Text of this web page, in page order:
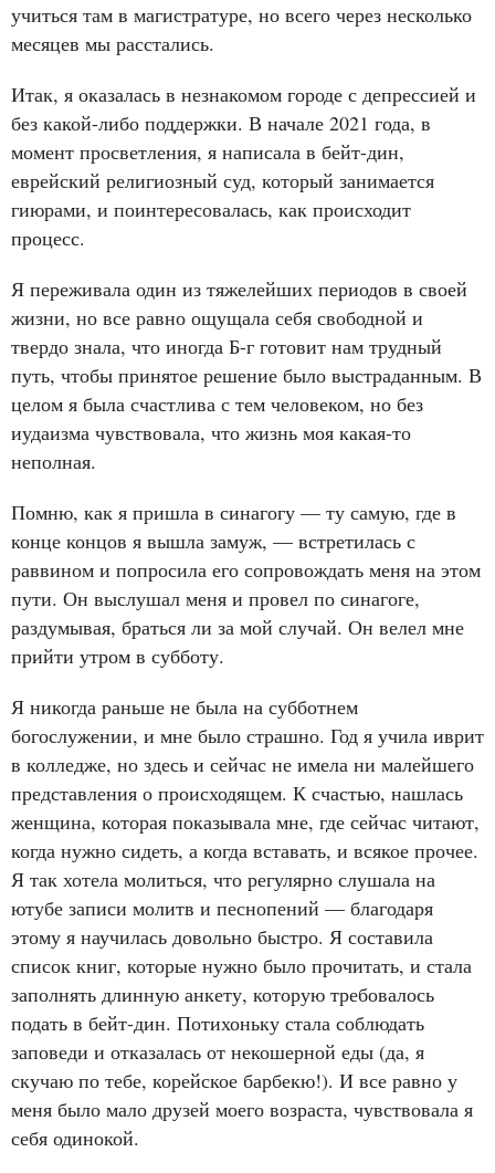
учиться там в магистратуре, но всего через несколько
месяцев мы расстались.
Итак, я оказалась в незнакомом городе с депрессией и
без какой-либо поддержки. В начале 2021 года, в
момент просветления, я написала в бейт-дин,
еврейский религиозный суд, который занимается
гиюрами, и поинтересовалась, как происходит
процесс.
Я переживала один из тяжелейших периодов в своей
жизни, но все равно ощущала себя свободной и
твердо знала, что иногда Б-г готовит нам трудный
путь, чтобы принятое решение было выстраданным. В
целом я была счастлива с тем человеком, но без
иудаизма чувствовала, что жизнь моя какая-то
неполная.
Помню, как я пришла в синагогу — ту самую, где в
конце концов я вышла замуж, — встретилась с
раввином и попросила его сопровождать меня на этом
пути. Он выслушал меня и провел по синагоге,
раздумывая, браться ли за мой случай. Он велел мне
прийти утром в субботу.
Я никогда раньше не была на субботнем
богослужении, и мне было страшно. Год я учила иврит
в колледже, но здесь и сейчас не имела ни малейшего
представления о происходящем. К счастью, нашлась
женщина, которая показывала мне, где сейчас читают,
когда нужно сидеть, а когда вставать, и всякое прочее.
Я так хотела молиться, что регулярно слушала на
ютубе записи молитв и песнопений — благодаря
этому я научилась довольно быстро. Я составила
список книг, которые нужно было прочитать, и стала
заполнять длинную анкету, которую требовалось
подать в бейт-дин. Потихоньку стала соблюдать
заповеди и отказалась от некошерной еды (да, я
скучаю по тебе, корейское барбекю!). И все равно у
меня было мало друзей моего возраста, чувствовала я
себя одинокой.